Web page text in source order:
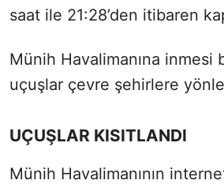
saat ile 21:28’den itibaren
Münih Havalimanına inmesi
uçuşlar çevre şehirlere
UÇUŞLAR KISITLANDI
Münih Havalimanının